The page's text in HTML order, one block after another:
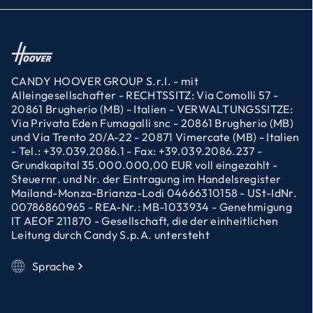
CANDY HOOVER GROUP S.r.I. - mit
Alleingesellschafter - RECHTSSITZ: Via Comolli 57 -
20861 Brugherio (MB) - Italien - VERWALTUNGSSITZE:
Via Privata Eden Fumagalli snc - 20861 Brugherio (MB)
und Via Trento 20/A-22 - 20871 Vimercate (MB) - Italien
- Tel.: +39.039.2086.1 - Fax: +39.039.2086.237 -
Grundkapital 35.000.000,00 EUR voll eingezahlt -
Steuernr. und Nr. der Eintragung im Handelsregister
Mailand-Monza-Brianza-Lodi 04666310158 - USt-IdNr.
00786860965 - REA-Nr.: MB-1033934 - Genehmigung
IT AEOF 211870 - Gesellschaft, die der einheitlichen
Leitung durch Candy S.p.A. untersteht
Sprache